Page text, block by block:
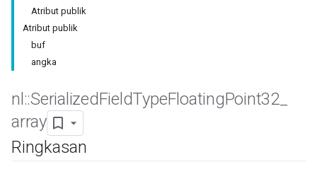
Atribut publik
Atribut publik
buf
angka
nl ::SerializedFieldTypeFloatingPoint32_
array
Ringkasan